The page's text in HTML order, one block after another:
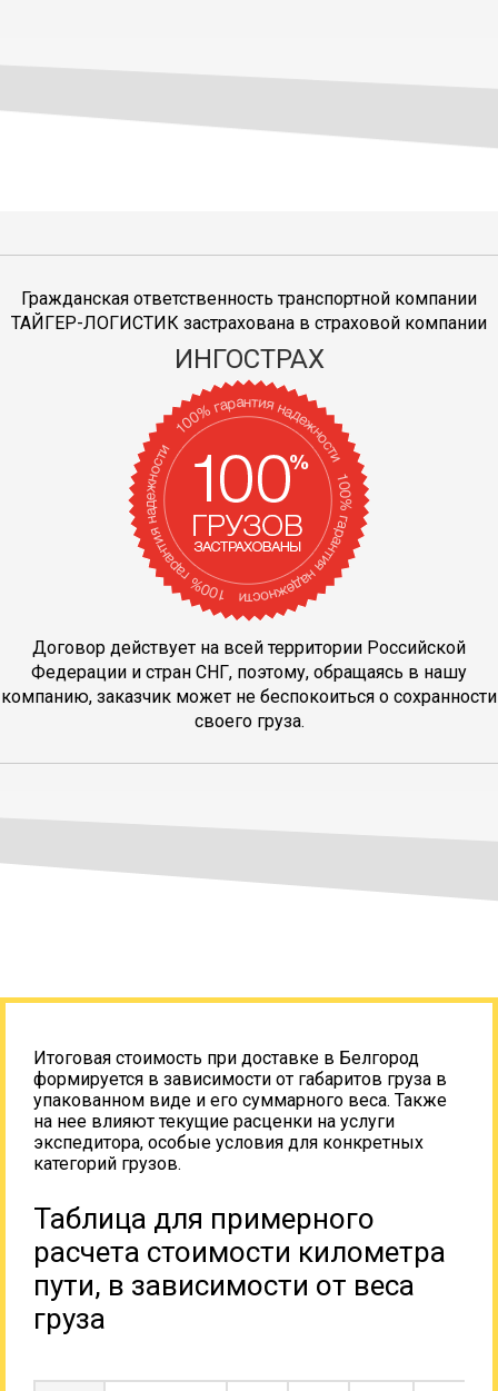
Гражданская ответственность транспортной компании
ТАЙГЕР-ЛОГИСТИК застрахована в страховой компании
ИНГОСТРАХ
Договор действует на всей территории Российской
Федерации и стран СНГ, поэтому, обращаясь в нашу
компанию, заказчик может не беспокоиться о сохранности
своего груза.
Итоговая стоимость при доставке в Белгород
формируется в зависимости от габаритов груза в
упакованном виде и его суммарного веса. Также
на нее влияют текущие расценки на услуги
экспедитора, особые условия для конкретных
категорий грузов.
Таблица для примерного
расчета стоимости километра
пути, в зависимости от веса
груза